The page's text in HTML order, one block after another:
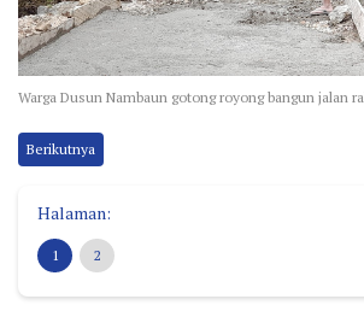
Warga Dusun Nambaun gotong royong bangun jalan
Berikutnya
Halaman:
1 2